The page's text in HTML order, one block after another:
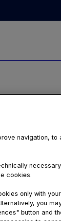
01:28
navigation, to
cookies.
only with
you
button and